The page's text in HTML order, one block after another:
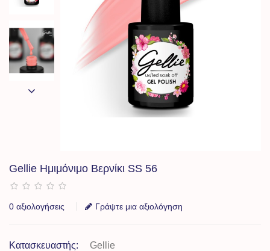
Gellie Ημιμόνιμο Βερνίκι SS 56
0 αξιολογήσεις Γράψτε μια αξιολόγηση
Κατασκευαστής:
Gellie